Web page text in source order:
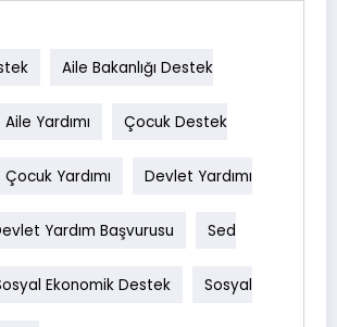
Aile Bakanlığı Destek
Aile Yardımı Çocuk Destek
Çocuk Yardımı Devlet Yardımı
Yardım Başvurusu Sed
Ekonomik Destek Sosyal